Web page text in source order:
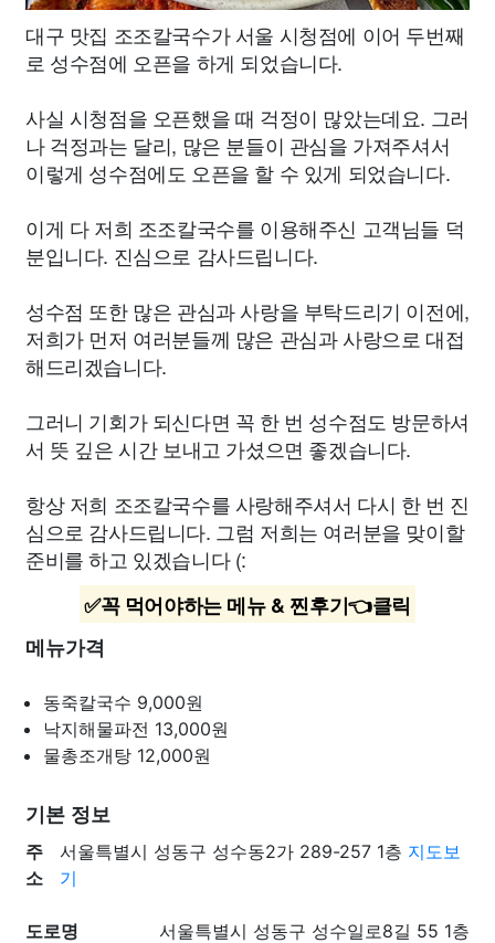
대구 맛집 조조칼국수가 서울 시청점에 이어 두번째
로 성수점에 오픈을 하게 되었습니다.
사실 시청점을 오픈했을 때 걱정이 많았는데요. 그러
나 걱정과는 달리, 많은 분들이 관심을 가져주셔서
이렇게 성수점에도 오픈을 할 수 있게 되었습니다.
이게 다 저희 조조칼국수를 이용해주신 고객님들 덕
분입니다. 진심으로 감사드립니다.
성수점 또한 많은 관심과 사랑을 부탁드리기 이전에,
저희가 먼저 여러분들께 많은 관심과 사랑으로 대접
해드리겠습니다.
그러니 기회가 되신다면 꼭 한 번 성수점도 방문하셔
서 뜻 깊은 시간 보내고 가셨으면 좋겠습니다.
항상 저희 조조칼국수를 사랑해주셔서 다시 한 번 진
심으로 감사드립니다. 그럼 저희는 여러분을 맞이할
준비를 하고 있겠습니다 (:
✅꼭 먹어야하는 메뉴 & 찐후기👈클릭
메뉴가격
동죽칼국수 9,000원
낙지해물파전 13,000원
물총조개탕 12,000원
기본 정보
주
소
서울특별시 성동구 성수동2가 289-257 1층 지도보
기
도로명 서울특별시 성동구 성수일로8길 55 1층